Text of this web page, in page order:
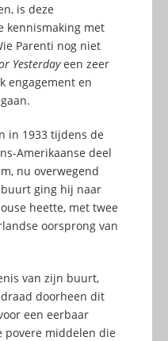
is deze
kennismaking met
Parenti nog niet
Yesterdayeen zeer
engagement en
in 1933 tijdens de
Amerikaanse deel
nu overwegend
ging hij naar
heette, met twee
oorsprong van
van zijn buurt,
doorheen dit
een eerbaar
povere middelen die